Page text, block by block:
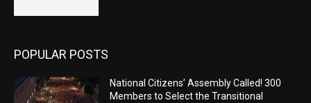
POPULAR POSTS
National Citizens’ Assembly Called! 300
Members to Select the Transitional